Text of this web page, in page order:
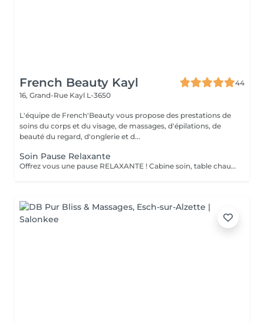
French Beauty Kayl
44
16, Grand-Rue Kayl L-3650
L'équipe de French'Beauty vous propose des prestations de
soins du corps et du visage, de massages, d'épilations, de
beauté du regard, d'onglerie et d...
Soin Pause Relaxante
Offrez vous une pause RELAXANTE ! Cabine soin, table chauffante, massage crânien ou pieds ou mains ( 20 minutes ) sur fond sonore relaxant, service thé/café